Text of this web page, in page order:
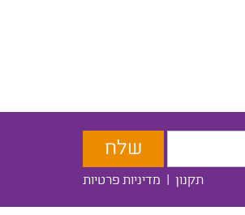
תקנון | מדיניות פרטיות